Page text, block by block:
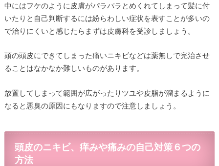
中にはフケのように皮膚がパラパラとめくれてしまって髪に付
いたりと自己判断するには紛らわしい症状を表すことが多いの
で治りにくいと感じたらまずは皮膚科を受診しましょう。
頭の頭皮にできてしまった痛いニキビなどは薬無しで完治させ
ることはなかなか難しいものがあります。
放置してしまって範囲が広がったりツユや皮脂が溜まるように
なると悪臭の原因にもなりますので注意しましょう。
頭皮のニキビ、痒みや痛みの自己対策６つの
方法